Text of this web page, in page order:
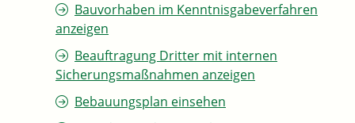
Bauvorhaben im Kenntnisgabeverfahren
anzeigen
Beauftragung Dritter mit internen
Sicherungsmaßnahmen anzeigen
Bebauungsplan einsehen